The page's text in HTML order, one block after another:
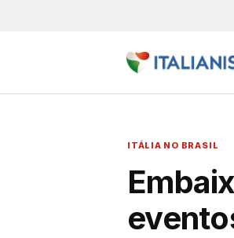
ITÁLIA NO BRASIL